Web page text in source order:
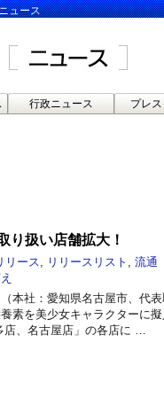
ュース
行政ニュース プレ
り扱い店舗拡大！
リース リリースリスト
流通
本社：愛知県名古屋市、代
素を美少女キャラクターに
、名古屋店」の各店に …